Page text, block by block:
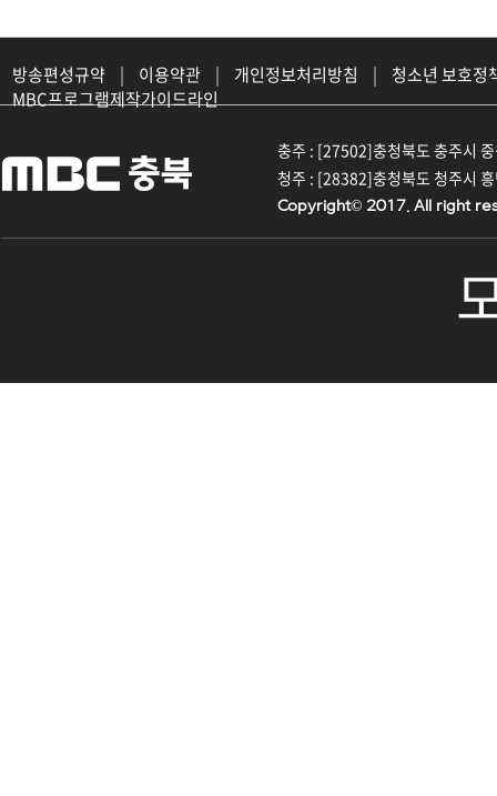
방송편성규약 | 이용약관 | 개인정보처리방침 |
청소년 보호정
MBC프로그램제작가이드라인
충주 : [27502]충청북도 충주시
청주 : [28382]충청북도 청주시
Copyright© 2017. All right